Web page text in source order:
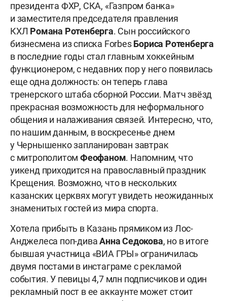
президента ФХР, СКА, «Газпром банка»
и заместителя председателя правления
КХЛ Романа Ротенберга. Сын российского
бизнесмена из списка ForbesБориса Ротенберга
в последние годы стал главным хоккейным
функционером, с недавних пор у него появилась
еще одна должность: он теперь глава
тренерского штаба сборной России. Матч звёзд
прекрасная возможность для неформального
общения и налаживания связей. Интересно, что,
по нашим данным, в воскресенье днем
у Чернышенко запланирован завтрак
с митрополитом Феофаном. Напомним, что
уикенд приходится на православный праздник
Крещения. Возможно, что в нескольких
казанских церквях могут увидеть неожиданных
знаменитых гостей из мира спорта.
Хотела прибыть в Казань прямиком из Лос-
Анджелеса поп-диваАнна Седокова, но в итоге
бывшая участница «ВИА ГРЫ» ограничилась
двумя постами в инстаграме с рекламой
события. У певицы 4,7 млн подписчиков и один
рекламный пост в ее аккаунте может стоит